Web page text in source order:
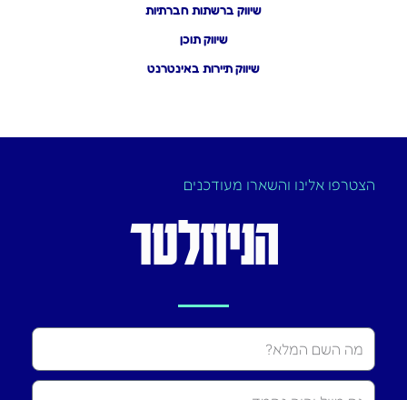
שיווק ברשתות חברתיות
שיווק תוכן
שיווק תיירות באינטרנט
הצטרפו אלינו והשארו מעודכנים
הניוזלטר
Name